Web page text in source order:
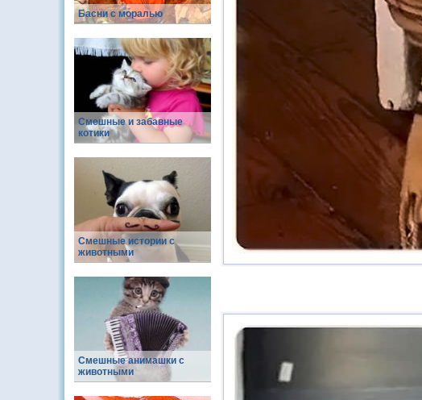
Басни с моралью
Смешные и забавные
котики
Смешные истории с
животными
Смешные анимашки с
животными